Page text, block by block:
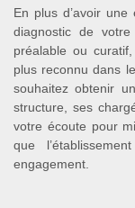
En plus d’avoir
diagnostic de
préalable ou
plus reconnu dans
souhaitez obtenir
structure, ses
votre écoute pour
que
engagement.